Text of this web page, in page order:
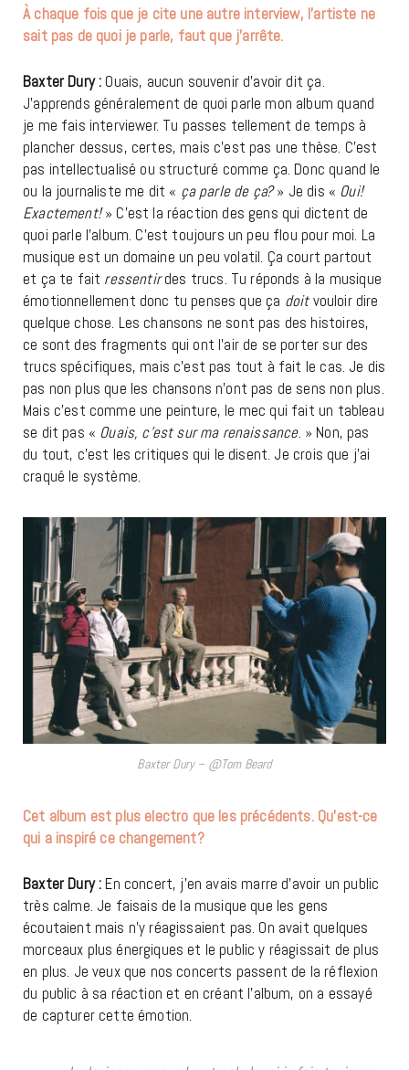
À chaque fois que je cite une autre interview, l’artiste ne
sait pas de quoi je parle, faut que j’arrête.
Baxter Dury : Ouais, aucun souvenir d’avoir dit ça.
J’apprends généralement de quoi parle mon album quand
je me fais interviewer. Tu passes tellement de temps à
plancher dessus, certes, mais c’est pas une thèse. C’est
pas intellectualisé ou structuré comme ça. Donc quand le
ou la journaliste me dit « ça parle de ça?» Je dis « Oui!
Exactement!» C’est la réaction des gens qui dictent de
quoi parle l’album. C’est toujours un peu flou pour moi. La
musique est un domaine un peu volatil. Ça court partout
et ça te fait ressentirdes trucs. Tu réponds à la musique
émotionnellement donc tu penses que ça doitvouloir dire
quelque chose. Les chansons ne sont pas des histoires,
ce sont des fragments qui ont l’air de se porter sur des
trucs spécifiques, mais c’est pas tout à fait le cas. Je dis
pas non plus que les chansons n’ont pas de sens non plus.
Mais c’est comme une peinture, le mec qui fait un tableau
se dit pas « Ouais, c’est sur ma renaissance. » Non, pas
du tout, c’est les critiques qui le disent. Je crois que j’ai
craqué le système.
Baxter Dury – @Tom Beard
Cet album est plus electro que les précédents. Qu’est-ce
qui a inspiré ce changement?
Baxter Dury : En concert, j’en avais marre d’avoir un public
très calme. Je faisais de la musique que les gens
écoutaient mais n’y réagissaient pas. On avait quelques
morceaux plus énergiques et le public y réagissait de plus
en plus. Je veux que nos concerts passent de la réflexion
du public à sa réaction et en créant l’album, on a essayé
de capturer cette émotion.